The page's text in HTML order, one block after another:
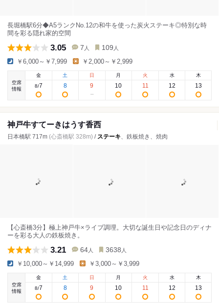
長堀橋駅6分◆A5ランクNo.12の和牛を使った炭火ステーキ◎特別な時
間を彩る隠れ家的空間
3.05 7 人 109 人
￥6,000～￥7,999 ￥2,000～￥2,999
空席
情報
金
8/7
土
8
日
9
月
10
火
11
水
12
木
13
神戸牛すてーきはうす香西
日本橋駅 717m (心斎橋駅 328m) / ステーキ、鉄板焼き、焼肉
【心斎橋3分】極上神戸牛×ライブ調理。大切な誕生日や記念日のディナ
ーを彩る大人の鉄板焼き。
3.21 64 人 3638 人
￥10,000～￥14,999 ￥3,000～￥3,999
空席
情報
金
8/7
土
8
日
9
月
10
火
11
水
12
木
13